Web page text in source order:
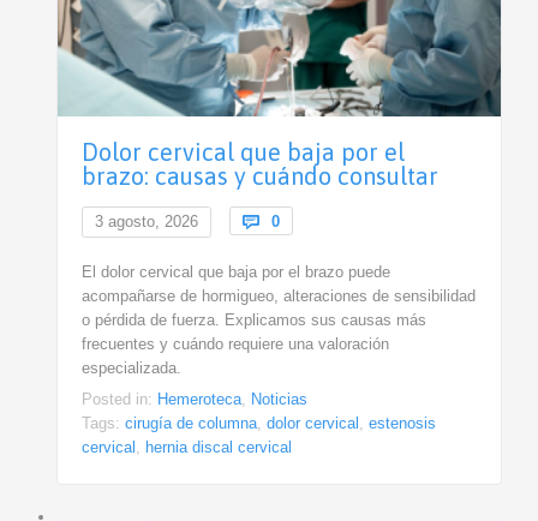
Dolor cervical que baja por el
brazo: causas y cuándo consultar
3 agosto, 2026  0Comments
El dolor cervical que baja por el brazo puede
acompañarse de hormigueo, alteraciones de sensibilidad
o pérdida de fuerza. Explicamos sus causas más
frecuentes y cuándo requiere una valoración
especializada.
Posted in: Hemeroteca, Noticias
Tags: cirugía de columna, dolor cervical , estenosis
cervical , hernia discal cervical